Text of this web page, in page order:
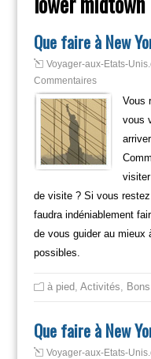
Que faire à New
Voyager-aux-Etats-
Commentaires
Vous
vous
de visite ? Si vous restez
faudra indéniablement
de vous guider au mieux
possibles.
à pied Activités
Que faire à New
Voyager-aux-Etats-